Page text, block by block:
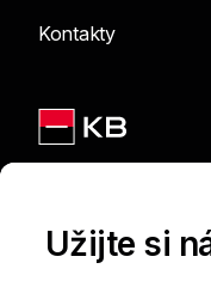
Kontakty
Užijte si